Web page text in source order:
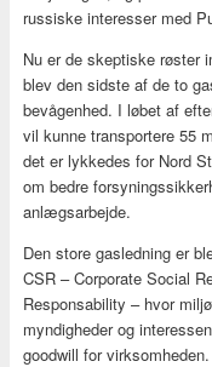
russiske interesser med
Nu er de skeptiske røster
blev den sidste af de to
bevågenhed. I løbet af
vil kunne transportere 55
det er lykkedes for Nord
om bedre
anlægsarbejde.
Den store gasledning er
CSR – Corporate Social
Responsability – hvor
myndigheder og
goodwill for virksomheden.